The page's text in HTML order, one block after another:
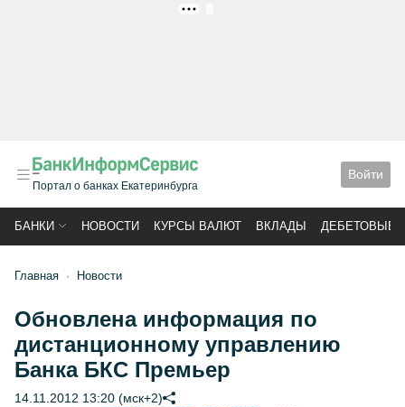
Портал о банках Екатеринбурга
Войти
БАНКИ НОВОСТИ КУРСЫ ВАЛЮТ ВКЛАДЫ ДЕБЕТОВЫЕ
Главная Новости
Обновлена информация по
дистанционному управлению
Банка БКС Премьер
14.11.2012 13:20 (мск+2)